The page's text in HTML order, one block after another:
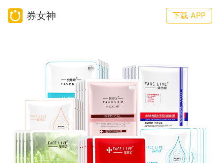
券女神 下载 APP